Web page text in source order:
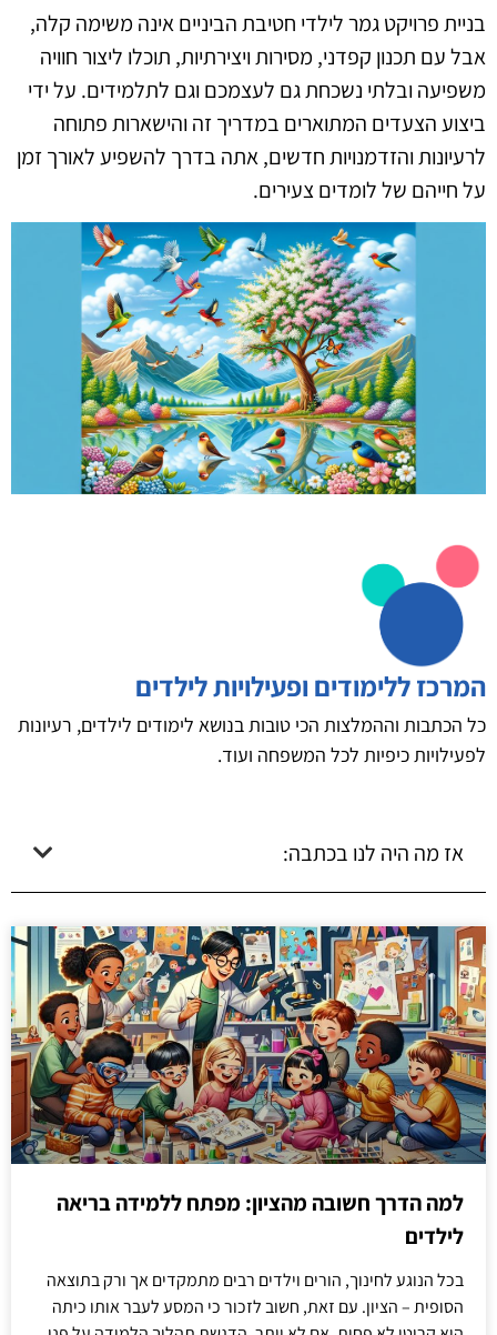
בניית פרויקט גמר לילדי חטיבת הביניים אינה משימה קלה,
אבל עם תכנון קפדני, מסירות ויצירתיות, תוכלו ליצור חוויה
משפיעה ובלתי נשכחת גם לעצמכם וגם לתלמידים. על ידי
ביצוע הצעדים המתוארים במדריך זה והישארות פתוחה
לרעיונות והזדמנויות חדשים, אתה בדרך להשפיע לאורך זמן
על חייהם של לומדים צעירים.
המרכז ללימודים ופעילויות לילדים
כל הכתבות וההמלצות הכי טובות בנושא לימודים לילדים, רעיונות
לפעילויות כיפיות לכל המשפחה ועוד.
אז מה היה לנו בכתבה:
למה הדרך חשובה מהציון: מפתח ללמידה בריאה
לילדים
בכל הנוגע לחינוך, הורים וילדים רבים מתמקדים אך ורק בתוצאה
הסופית – הציון. עם זאת, חשוב לזכור כי המסע לעבר אותו כיתה